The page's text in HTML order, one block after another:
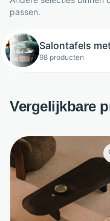
passen.
Salontafels
98 producten
Vergelijkbare